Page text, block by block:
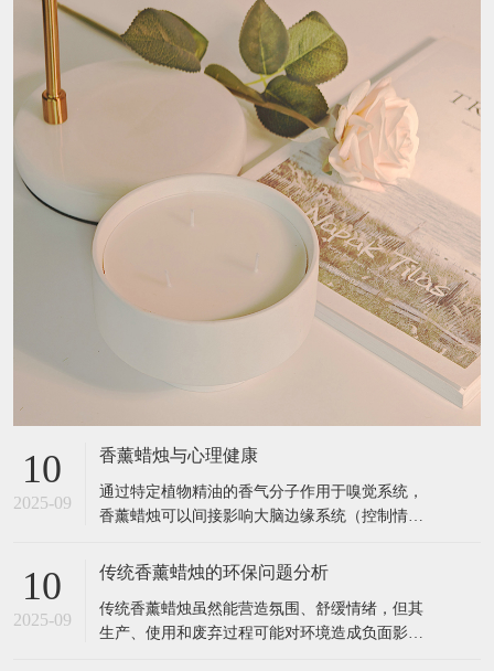
10
2025-09
香薰蜡烛与心理健康
通过特定植物精油的香气分子作用于嗅觉系统，
香薰蜡烛可以间接影响大脑边缘系统（控制情
提升专注力等。以下是具体关联和科学依据： 1.
脑的直接连接： 气味分子通过鼻腔刺激嗅觉神
经，直接传递到大脑的杏仁核（
10
2025-09
传统香薰蜡烛的环保问题分析
传统香薰蜡烛虽然能营造氛围、舒缓情绪，但其
生产、使用和废弃过程可能对环境造成负面影